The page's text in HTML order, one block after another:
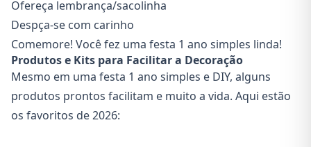
Ofereça lembrança/sacolinha
Despça-se com carinho
Comemore! Você fez uma festa 1 ano simples linda!
Produtos e Kits para Facilitar a Decoração
Mesmo em uma festa 1 ano simples e DIY, alguns
produtos prontos facilitam e muito a vida. Aqui estão
os favoritos de 2026: